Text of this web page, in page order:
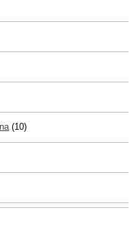
(10)